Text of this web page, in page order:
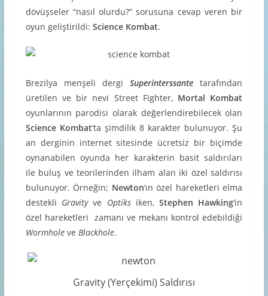
dövüşseler “nasıl olurdu?” sorusuna cevap veren bir
oyun geliştirildi: Science Kombat.
Brezilya menşeli dergiSuperinterssante tarafından
üretilen ve bir nevi Street Fighter, Mortal Kombat
oyunlarının parodisi olarak değerlendirebilecek olan
Science Kombat‘ta şimdilik 8 karakter bulunuyor. Şu
an derginin internet sitesinde ücretsiz bir biçimde
oynanabilen oyunda her karakterin basit saldırıları
ile buluş ve teorilerinden ilham alan iki özel saldırısı
bulunuyor. Örneğin; Newton‘ın özel hareketleri elma
destekli Gravityve Optiksiken,Stephen Hawking‘in
özel hareketleri zamanı ve mekanı kontrol edebildiği
Wormholeve Blackhole.
Gravity (Yerçekimi) Saldırısı